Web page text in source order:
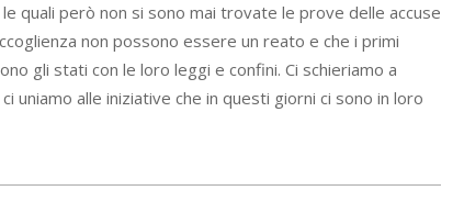
quali però non si sono mai trovate le prove delle accuse
non possono essere un reato e che i primi
gli stati con le loro leggi e confini. Ci schieriamo a
uniamo alle iniziative che in questi giorni ci sono in loro